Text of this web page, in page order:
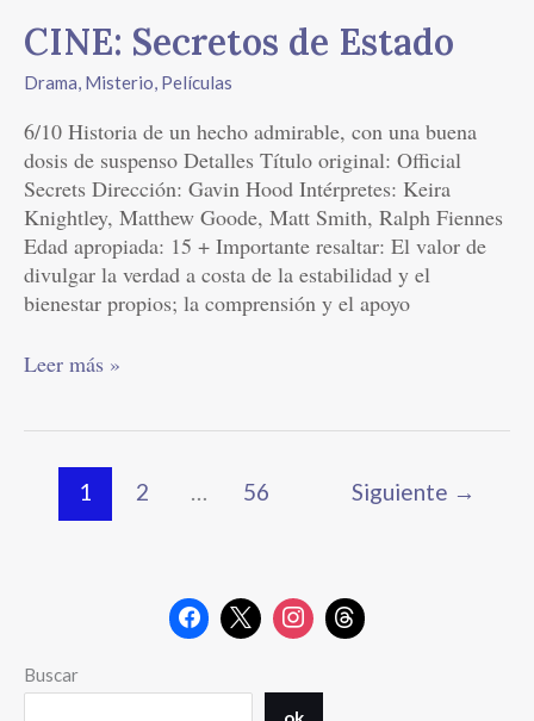
CINE: Secretos de Estado
Drama, Misterio, Películas
6/10 Historia de un hecho admirable, con una buena
dosis de suspenso Detalles Título original: Official
Secrets Dirección: Gavin Hood Intérpretes: Keira
Knightley, Matthew Goode, Matt Smith, Ralph Fiennes
Edad apropiada: 15 + Importante resaltar: El valor de
divulgar la verdad a costa de la estabilidad y el
bienestar propios; la comprensión y el apoyo
Leer más »
1 2 … 56 Siguiente →
Buscar